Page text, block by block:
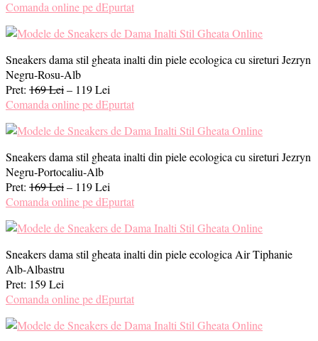
Comanda online pe dEpurtat
Sneakers dama stil gheata inalti din piele ecologica cu sireturi Jezryn
Negru-Rosu-Alb
Pret: 169 Lei– 119 Lei
Comanda online pe dEpurtat
Sneakers dama stil gheata inalti din piele ecologica cu sireturi Jezryn
Negru-Portocaliu-Alb
Pret: 169 Lei– 119 Lei
Comanda online pe dEpurtat
Sneakers dama stil gheata inalti din piele ecologica Air Tiphanie
Alb-Albastru
Pret: 159 Lei
Comanda online pe dEpurtat